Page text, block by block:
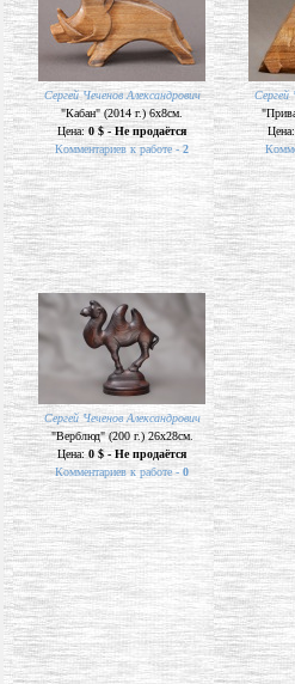
Сергей Чеченов Александрович
"Кабан" (2014 г.) 6х8см.
Цена:0 $ - Не продаётся
Комментариев к работе -2
Сергей
Сергей Чеченов Александрович
"Верблюд" (200 г.) 26х28см.
Цена:0 $ - Не продаётся
Комментариев к работе - 0